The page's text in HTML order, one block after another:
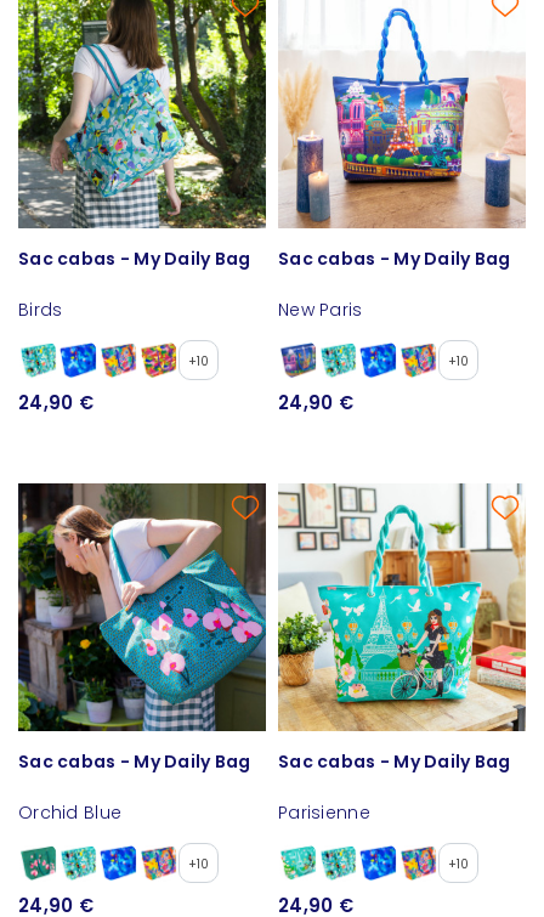
Sac cabas - My Daily Bag
Birds
+10
24,90 €
Sac cabas - My Daily Bag
New Paris
+10
24,90 €
Sac cabas - My Daily Bag
Orchid Blue
+10
24,90 €
Sac cabas - My Daily Bag
Parisienne
+10
24,90 €